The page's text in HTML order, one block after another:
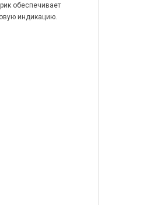
обеспечивает
индикацию.